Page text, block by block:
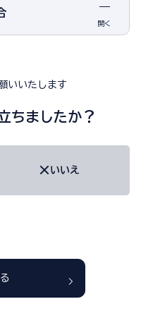
開く
いいたします
ちましたか？
いいえ